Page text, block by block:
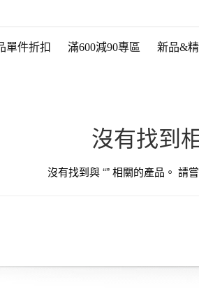
單件折扣 滿600減90專區 新品&
沒有找到
沒有找到與 “” 相關的產品。 請